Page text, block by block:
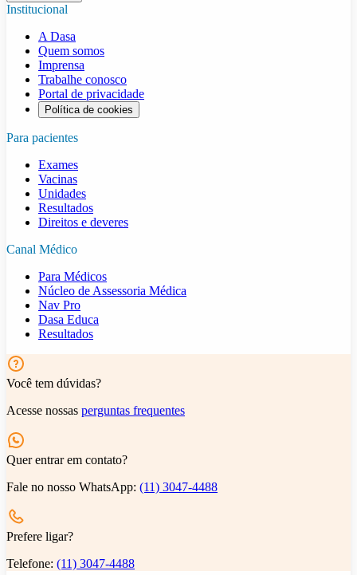
Institucional
A Dasa
Quem somos
Imprensa
Trabalhe conosco
Portal de privacidade
Política de cookies
Para pacientes
Exames
Vacinas
Unidades
Resultados
Direitos e deveres
Canal Médico
Para Médicos
Núcleo de Assessoria Médica
Nav Pro
Dasa Educa
Resultados
Você tem dúvidas?
Acesse nossas perguntas frequentes
Quer entrar em contato?
Fale no nosso WhatsApp: (11) 3047-4488
Prefere ligar?
Telefone: (11) 3047-4488